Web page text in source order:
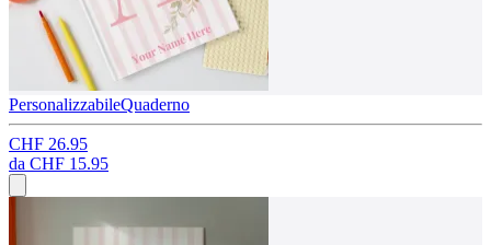
PersonalizzabileQuaderno
CHF 26.95
da CHF 15.95